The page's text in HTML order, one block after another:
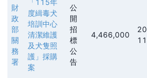
財
政
部
關
務
署
「115年
度緝毒犬
培訓中心
清潔維護
及犬隻照
護」採購
案
公
開
招
標
公
告
4,466,000